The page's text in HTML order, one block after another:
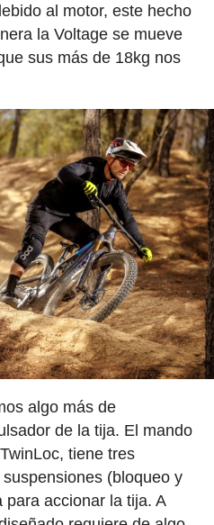
al motor, este hecho
la Voltage se mueve
sus más de 18kg nos
algo más de
de la tija. El mando
tiene tres
(bloqueo y
accionar la tija. A